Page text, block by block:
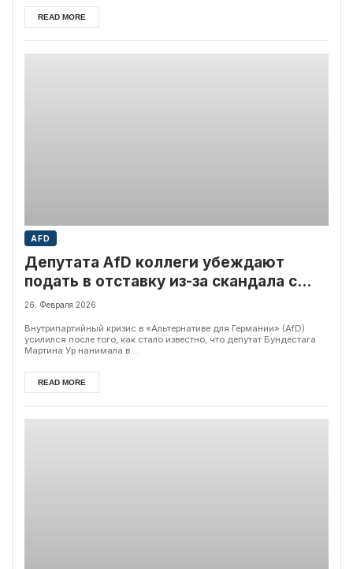
READ MORE
AFD
Депутата AfD коллеги убеждают
подать в отставку из-за скандала с
кумовством
26. Февраля 2026
Внутрипартийный кризис в «Альтернативе для Германии» (AfD)
усилился после того, как стало известно, что депутат Бундестага
Мартина Ур нанимала в ...
READ MORE